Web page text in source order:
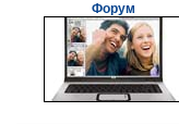
Форум